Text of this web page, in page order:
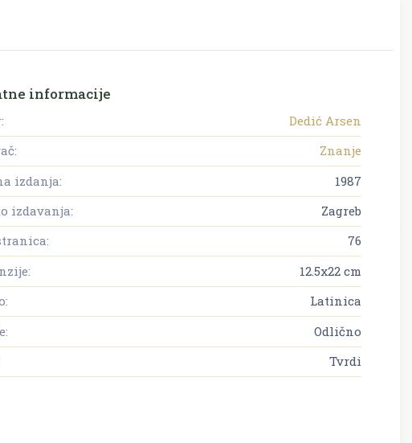
informacije
Dedić Arsen
Znanje
izdanja:
1987
izdavanja:
Zagreb
76
12.5x22 cm
Latinica
Odlično
Tvrdi